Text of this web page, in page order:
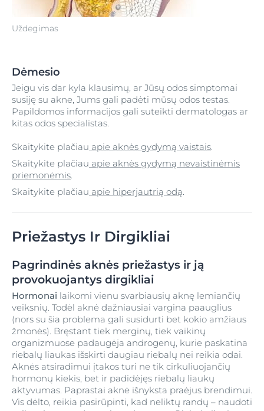
Uždegimas
Dėmesio
Jeigu vis dar kyla klausimų, ar Jūsų odos simptomai
susiję su akne, Jums gali padėti mūsų odos testas.
Papildomos informacijos gali suteikti dermatologas ar
kitas odos specialistas.
Skaitykite plačiau apie aknės gydymą vaistais.
Skaitykite plačiau apie aknės gydymą nevaistinėmis
priemonėmis.
Skaitykite plačiau apie hiperjautrią odą.
Priežastys Ir Dirgikliai
Pagrindinės aknės priežastys ir ją
provokuojantys dirgikliai
Hormonai laikomi vienu svarbiausių aknę lemiančių
veiksnių. Todėl aknė dažniausiai vargina paauglius
(nors su šia problema gali susidurti bet kokio amžiaus
žmonės). Bręstant tiek merginų, tiek vaikinų
organizmuose padaugėja androgenų, kurie paskatina
riebalų liaukas išskirti daugiau riebalų nei reikia odai.
Aknės atsiradimui įtakos turi ne tik cirkuliuojančių
hormonų kiekis, bet ir padidėjęs riebalų liaukų
aktyvumas. Paprastai aknė išnyksta praėjus brendimui.
Vis dėlto, reikia pasirūpinti, kad neliktų randų – naudoti